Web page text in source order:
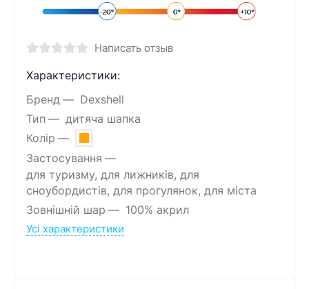
Написать отзыв
Характеристики:
Бренд
Dexshell
Тип
дитяча шапка
Колір
Застосування
для туризму, для лижників, для
сноубордистів, для прогулянок, для міста
Зовнішній шар
100% акрил
Усі характеристики